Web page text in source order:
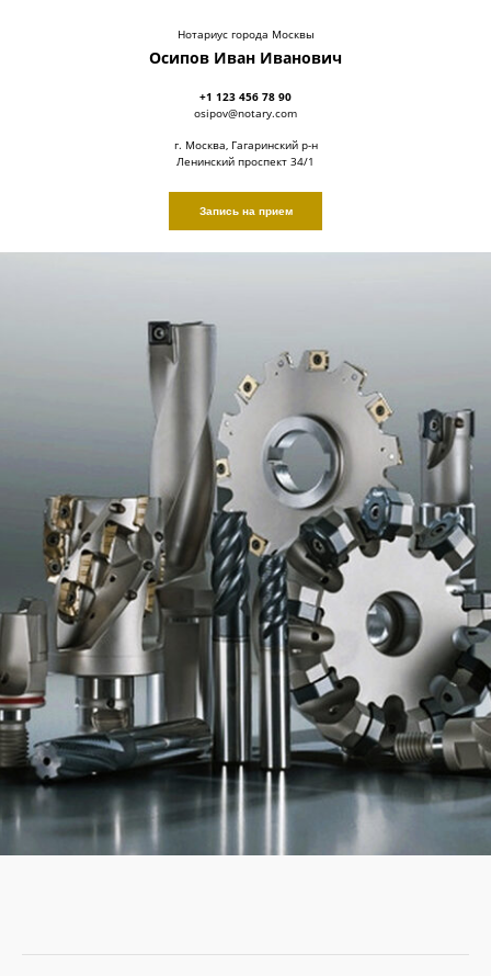
г. Москва, Гагаринский р-н
Ленинский проспект 34/1
+1 123 456 78 90
osipov@notary.com
Нотариус города Москвы
Осипов Иван Иванович
Запись на прием